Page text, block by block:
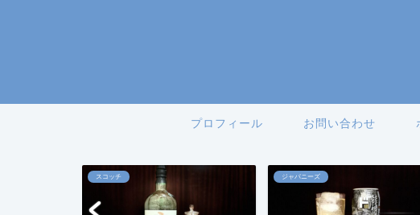
プロフィール お問い合わせ
スコッチ ジャパニーズ